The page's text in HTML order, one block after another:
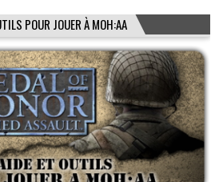
POUR JOUER À MOH:AA